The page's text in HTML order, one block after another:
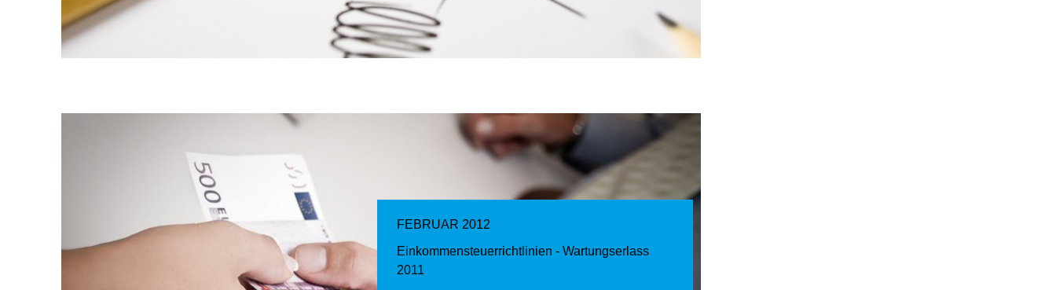
FEBRUAR 2012
Einkommensteuerrichtlinien - Wartungserlass
2011